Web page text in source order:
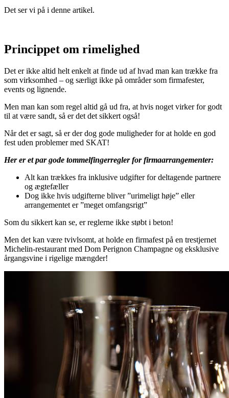
Det ser vi på i denne artikel.
Princippet om rimelighed
Det er ikke altid helt enkelt at finde ud af hvad man kan trække fra
som virksomhed – og særligt ikke på områder som firmafester,
events og lignende.
Men man kan som regel altid gå ud fra, at hvis noget virker for godt
til at være sandt, så er det det sikkert også!
Når det er sagt, så er der dog gode muligheder for at holde en god
fest uden problemer med SKAT!
Her er et par gode tommelfingerregler for firmaarrangementer:
Alt kan trækkes fra inklusive udgifter for deltagende partnere
og ægtefæller
Dog ikke hvis udgifterne bliver ”urimeligt høje” eller
arrangementet er ”meget omfangsrigt”
Som du sikkert kan se, er reglerne ikke støbt i beton!
Men det kan være tvivlsomt, at holde en firmafest på en trestjernet
Michelin-restaurant med Dom Perignon Champagne og eksklusive
årgangsvine i rigelige mængder!